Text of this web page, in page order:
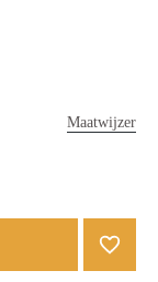
Maatwijzer